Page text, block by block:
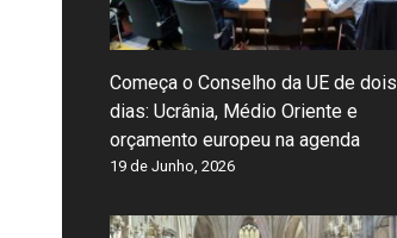
Começa o Conselho da UE de dois
dias: Ucrânia, Médio Oriente e
orçamento europeu na agenda
19 de Junho, 2026